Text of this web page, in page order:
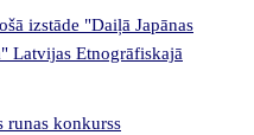
izstāde "Daiļā Japānas
Latvijas Etnogrāfiskajā
runas konkurss